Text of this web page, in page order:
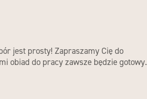
jest prosty! Zapraszamy Cię do
obiad do pracy zawsze będzie gotowy.